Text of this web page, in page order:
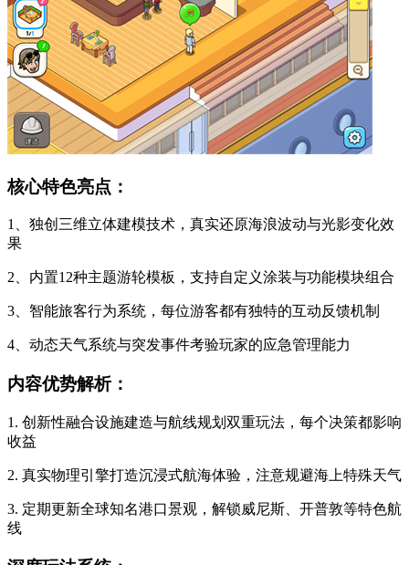
核心特色亮点：
1、独创三维立体建模技术，真实还原海浪波动与光影变化效
果
2、内置12种主题游轮模板，支持自定义涂装与功能模块组合
3、智能旅客行为系统，每位游客都有独特的互动反馈机制
4、动态天气系统与突发事件考验玩家的应急管理能力
内容优势解析：
1. 创新性融合设施建造与航线规划双重玩法，每个决策都影响
收益
2. 真实物理引擎打造沉浸式航海体验，注意规避海上特殊天气
3. 定期更新全球知名港口景观，解锁威尼斯、开普敦等特色航
线